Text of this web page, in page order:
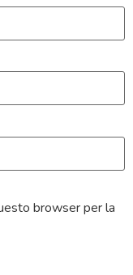
browser per la